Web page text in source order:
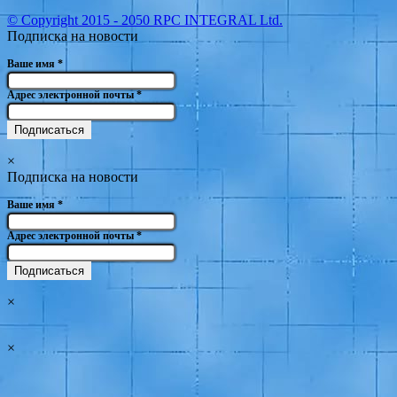
© Copyright 2015 - 2050 RPC INTEGRAL Ltd.
Подписка на новости
Ваше имя *
Адрес электронной почты*
×
Подписка на новости
Ваше имя *
Адрес электронной почты*
×
×